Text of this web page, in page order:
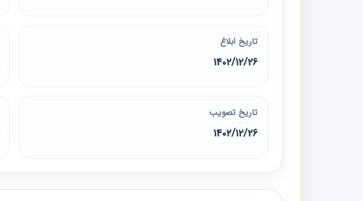
تاریخ ابلاغ
1402/12/26
تاریخ تصویب
1402/12/26